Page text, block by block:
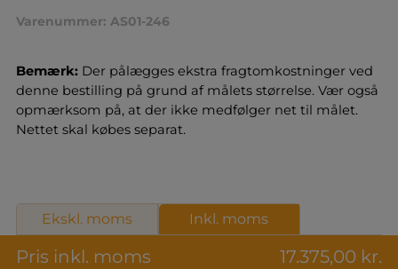
Varenummer: AS01-246
Bemærk:Der pålægges ekstra fragtomkostninger ved
denne bestilling på grund af målets størrelse. Vær også
opmærksom på, at der ikke medfølger net til målet.
Nettet skal købes separat.
Pris inkl. moms 17.375,00 kr.
Ekskl. moms Inkl. moms